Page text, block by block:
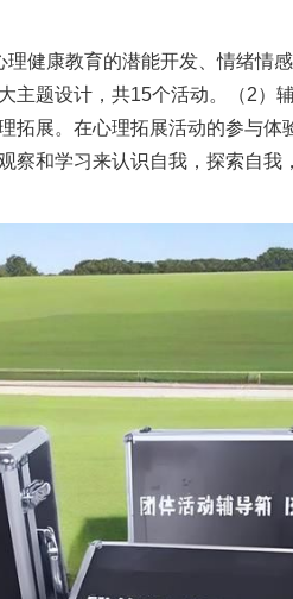
康教育的潜能开发、情绪情
主题设计，共15个活动。（2）
拓展。在心理拓展活动的参与
察和学习来认识自我，探索自